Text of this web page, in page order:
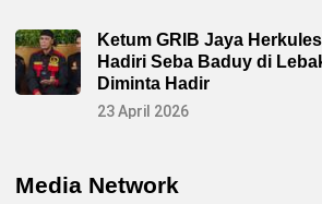
n
j
a
r
P
r
Ketum GRIB Jaya
Hadiri Seba Baduy di
Diminta Hadir
23 April 2026
Media Network